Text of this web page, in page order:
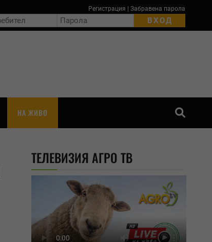
Регистрация Забравена парола
НА ЖИВО
ТЕЛЕВИЗИЯ АГРО ТВ